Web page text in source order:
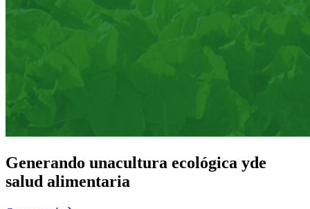
Generando unacultura ecológica yde
salud alimentaria